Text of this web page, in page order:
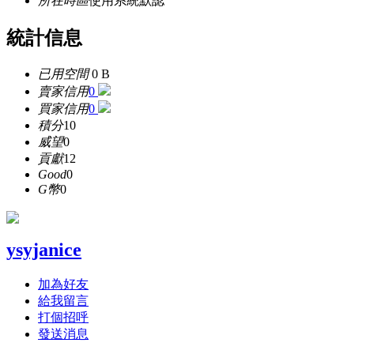
統計信息
已用空間0 B
賣家信用0
買家信用0
積分10
威望0
貢獻12
Good0
G幣0
ysyjanice
加為好友
給我留言
打個招呼
發送消息